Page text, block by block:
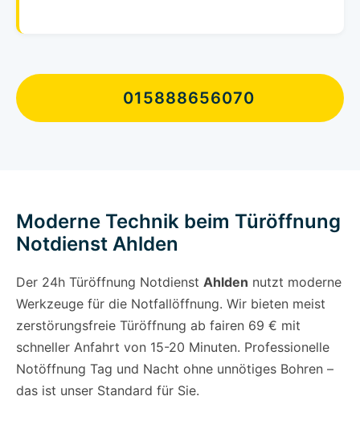
015888656070
Moderne Technik beim Türöffnung
Notdienst Ahlden
Der 24h Türöffnung Notdienst Ahlden nutzt moderne
Werkzeuge für die Notfallöffnung. Wir bieten meist
zerstörungsfreie Türöffnung ab fairen 69 € mit
schneller Anfahrt von 15-20 Minuten. Professionelle
Notöffnung Tag und Nacht ohne unnötiges Bohren –
das ist unser Standard für Sie.